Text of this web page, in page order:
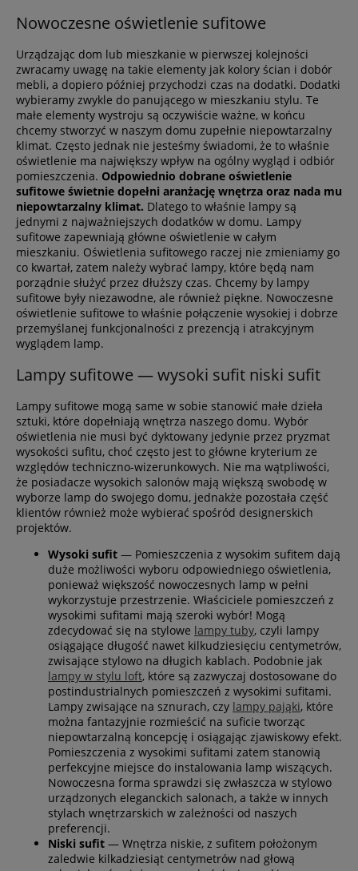
Nowoczesne oświetlenie sufitowe
Urządzając dom lub mieszkanie w pierwszej kolejności
zwracamy uwagę na takie elementy jak kolory ścian i dobór
mebli, a dopiero później przychodzi czas na dodatki. Dodatki
wybieramy zwykle do panującego w mieszkaniu stylu. Te
małe elementy wystroju są oczywiście ważne, w końcu
chcemy stworzyć w naszym domu zupełnie niepowtarzalny
klimat. Często jednak nie jesteśmy świadomi, że to właśnie
oświetlenie ma największy wpływ na ogólny wygląd i odbiór
pomieszczenia. Odpowiednio dobrane oświetlenie
sufitowe świetnie dopełni aranżację wnętrza oraz nada mu
niepowtarzalny klimat. Dlatego to właśnie lampy są
jednymi z najważniejszych dodatków w domu. Lampy
sufitowe zapewniają główne oświetlenie w całym
mieszkaniu. Oświetlenia sufitowego raczej nie zmieniamy go
co kwartał, zatem należy wybrać lampy, które będą nam
porządnie służyć przez dłuższy czas. Chcemy by lampy
sufitowe były niezawodne, ale również piękne. Nowoczesne
oświetlenie sufitowe to właśnie połączenie wysokiej i dobrze
przemyślanej funkcjonalności z prezencją i atrakcyjnym
wyglądem lamp.
Lampy sufitowe — wysoki sufit niski sufit
Lampy sufitowe mogą same w sobie stanowić małe dzieła
sztuki, które dopełniają wnętrza naszego domu. Wybór
oświetlenia nie musi być dyktowany jedynie przez pryzmat
wysokości sufitu, choć często jest to główne kryterium ze
względów techniczno-wizerunkowych. Nie ma wątpliwości,
że posiadacze wysokich salonów mają większą swobodę w
wyborze lamp do swojego domu, jednakże pozostała część
klientów również może wybierać spośród designerskich
projektów.
Wysoki sufit — Pomieszczenia z wysokim sufitem dają
duże możliwości wyboru odpowiedniego oświetlenia,
ponieważ większość nowoczesnych lamp w pełni
wykorzystuje przestrzenie. Właściciele pomieszczeń z
wysokimi sufitami mają szeroki wybór! Mogą
zdecydować się na stylowe lampy tuby, czyli lampy
osiągające długość nawet kilkudziesięciu centymetrów,
zwisające stylowo na długich kablach. Podobnie jak
lampy w stylu loft, które są zazwyczaj dostosowane do
postindustrialnych pomieszczeń z wysokimi sufitami.
Lampy zwisające na sznurach, czy lampy pająki, które
można fantazyjnie rozmieścić na suficie tworząc
niepowtarzalną koncepcję i osiągając zjawiskowy efekt.
Pomieszczenia z wysokimi sufitami zatem stanowią
perfekcyjne miejsce do instalowania lamp wiszących.
Nowoczesna forma sprawdzi się zwłaszcza w stylowo
urządzonych eleganckich salonach, a także w innych
stylach wnętrzarskich w zależności od naszych
preferencji.
Niski sufit — Wnętrza niskie, z sufitem położonym
zaledwie kilkadziesiąt centymetrów nad głową